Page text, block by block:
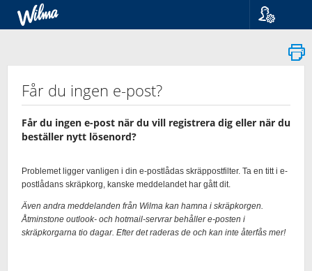
Suomi
Svenska
Får du ingen e-post?
Får du ingen e-post när du vill registrera dig eller när du
beställer nytt lösenord?